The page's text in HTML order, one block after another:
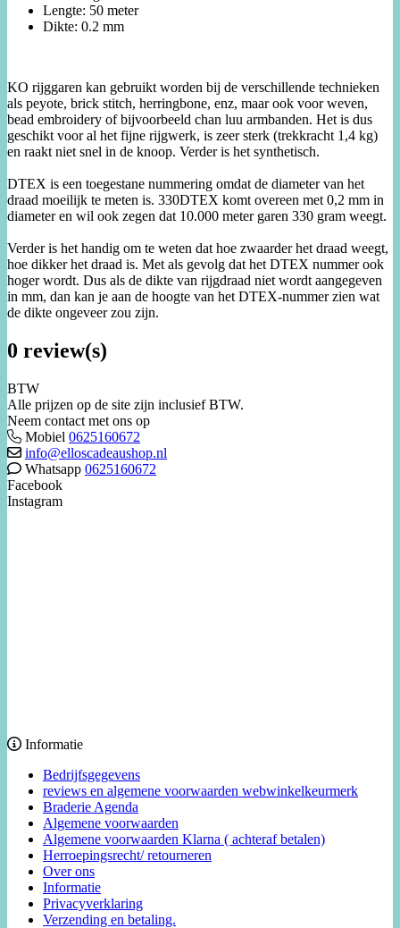
Lengte: 50 meter
Dikte: 0.2 mm
KO rijggaren kan gebruikt worden bij de verschillende technieken
als peyote, brick stitch, herringbone, enz, maar ook voor weven,
bead embroidery of bijvoorbeeld chan luu armbanden. Het is dus
geschikt voor al het fijne rijgwerk, is zeer sterk (trekkracht 1,4 kg)
en raakt niet snel in de knoop. Verder is het synthetisch.
DTEX is een toegestane nummering omdat de diameter van het
draad moeilijk te meten is. 330DTEX komt overeen met 0,2 mm in
diameter en wil ook zegen dat 10.000 meter garen 330 gram weegt.
Verder is het handig om te weten dat hoe zwaarder het draad weegt,
hoe dikker het draad is. Met als gevolg dat het DTEX nummer ook
hoger wordt. Dus als de dikte van rijgdraad niet wordt aangegeven
in mm, dan kan je aan de hoogte van het DTEX-nummer zien wat
de dikte ongeveer zou zijn.
0 review(s)
BTW
Alle prijzen op de site zijn inclusief BTW.
Neem contact met ons op
Mobiel 0625160672
info@elloscadeaushop.nl
Whatsapp 0625160672
Facebook
Instagram
Informatie
Bedrijfsgegevens
reviews en algemene voorwaarden webwinkelkeurmerk
Braderie Agenda
Algemene voorwaarden
Algemene voorwaarden Klarna ( achteraf betalen)
Herroepingsrecht/ retourneren
Over ons
Informatie
Privacyverklaring
Verzending en betaling.